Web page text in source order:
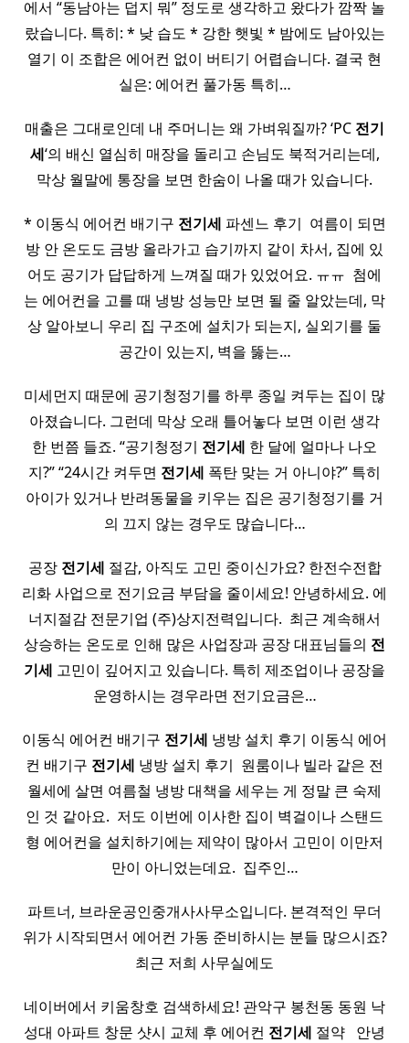
에서 “동남아는 덥지 뭐” 정도로 생각하고 왔다가 깜짝 놀
랐습니다. 특히: * 낮 습도 * 강한 햇빛 * 밤에도 남아있는
열기 이 조합은 에어컨 없이 버티기 어렵습니다. 결국 현
실은: 에어컨 풀가동 특히…
매출은 그대로인데 내 주머니는 왜 가벼워질까? ‘PC 전기
세‘의 배신 열심히 매장을 돌리고 손님도 북적거리는데,
막상 월말에 통장을 보면 한숨이 나올 때가 있습니다.
* 이동식 에어컨 배기구 전기세 파센느 후기 ​ 여름이 되면
방 안 온도도 금방 올라가고 습기까지 같이 차서, 집에 있
어도 공기가 답답하게 느껴질 때가 있었어요. ㅠㅠ ​ 첨에
는 에어컨을 고를 때 냉방 성능만 보면 될 줄 알았는데, 막
상 알아보니 우리 집 구조에 설치가 되는지, 실외기를 둘
공간이 있는지, 벽을 뚫는…
미세먼지 때문에 공기청정기를 하루 종일 켜두는 집이 많
아졌습니다. 그런데 막상 오래 틀어놓다 보면 이런 생각
한 번쯤 들죠. “공기청정기 전기세 한 달에 얼마나 나오
지?” “24시간 켜두면 전기세 폭탄 맞는 거 아니야?” 특히
아이가 있거나 반려동물을 키우는 집은 공기청정기를 거
의 끄지 않는 경우도 많습니다…
공장 전기세 절감, 아직도 고민 중이신가요? 한전수전합
리화 사업으로 전기요금 부담을 줄이세요! 안녕하세요. 에
너지절감 전문기업 (주)상지전력입니다. ​ 최근 계속해서
상승하는 온도로 인해 많은 사업장과 공장 대표님들의 전
기세 고민이 깊어지고 있습니다. 특히 제조업이나 공장을
운영하시는 경우라면 전기요금은…
이동식 에어컨 배기구 전기세 냉방 설치 후기 이동식 에어
컨 배기구 전기세 냉방 설치 후기 ​ 원룸이나 빌라 같은 전
월세에 살면 여름철 냉방 대책을 세우는 게 정말 큰 숙제
인 것 같아요. ​ 저도 이번에 이사한 집이 벽걸이나 스탠드
형 에어컨을 설치하기에는 제약이 많아서 고민이 이만저
만이 아니었는데요. ​ 집주인…
파트너, 브라운공인중개사사무소​입니다. 본격적인 무더
위가 시작되면서 에어컨 가동 준비하시는 분들 많으시죠?
최근 저희 사무실에도
네이버에서 키움창호 검색하세요! 관악구 봉천동 동원 낙
성대 아파트 창문 샷시 교체 후 에어컨 전기세 절약 ​ ​ 안녕